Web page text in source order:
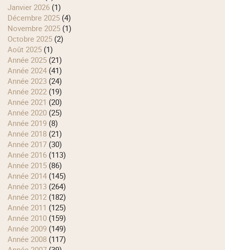
janvier 2026 (1)
décembre 2025 (4)
novembre 2025 (1)
octobre 2025 (2)
août 2025 (1)
année 2025 (21)
année 2024 (41)
année 2023 (24)
année 2022 (19)
année 2021 (20)
année 2020 (25)
année 2019 (8)
année 2018 (21)
année 2017 (30)
année 2016 (113)
année 2015 (86)
année 2014 (145)
année 2013 (264)
année 2012 (182)
année 2011 (125)
année 2010 (159)
année 2009 (149)
année 2008 (117)